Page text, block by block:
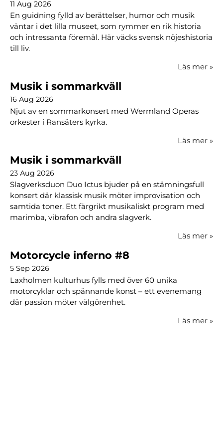
11 Aug 2026
En guidning fylld av berättelser, humor och musik
väntar i det lilla museet, som rymmer en rik historia
och intressanta föremål. Här väcks svensk nöjeshistoria
till liv.
Läs mer »
Musik i sommarkväll
16 Aug 2026
Njut av en sommarkonsert med Wermland Operas
orkester i Ransäters kyrka.
Läs mer »
Musik i sommarkväll
23 Aug 2026
Slagverksduon Duo Ictus bjuder på en stämningsfull
konsert där klassisk musik möter improvisation och
samtida toner. Ett färgrikt musikaliskt program med
marimba, vibrafon och andra slagverk.
Läs mer »
Motorcycle inferno #8
5 Sep 2026
Laxholmen kulturhus fylls med över 60 unika
motorcyklar och spännande konst – ett evenemang
där passion möter välgörenhet.
Läs mer »